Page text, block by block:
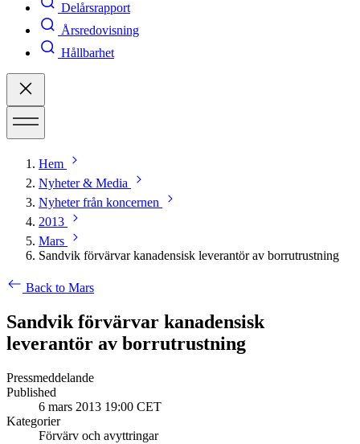
Delårsrapport
Årsredovisning
Hållbarhet
Hem
Nyheter & Media
Nyheter från koncernen
2013
Mars
Sandvik förvärvar kanadensisk leverantör av borrutrustning
Back to Mars
Sandvik förvärvar kanadensisk
leverantör av borrutrustning
Pressmeddelande
Published
6 mars 2013 19:00 CET
Kategorier
Förvärv och avyttringar